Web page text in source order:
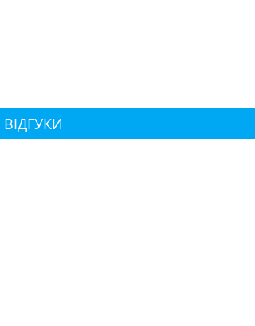
ВІДГУКИ